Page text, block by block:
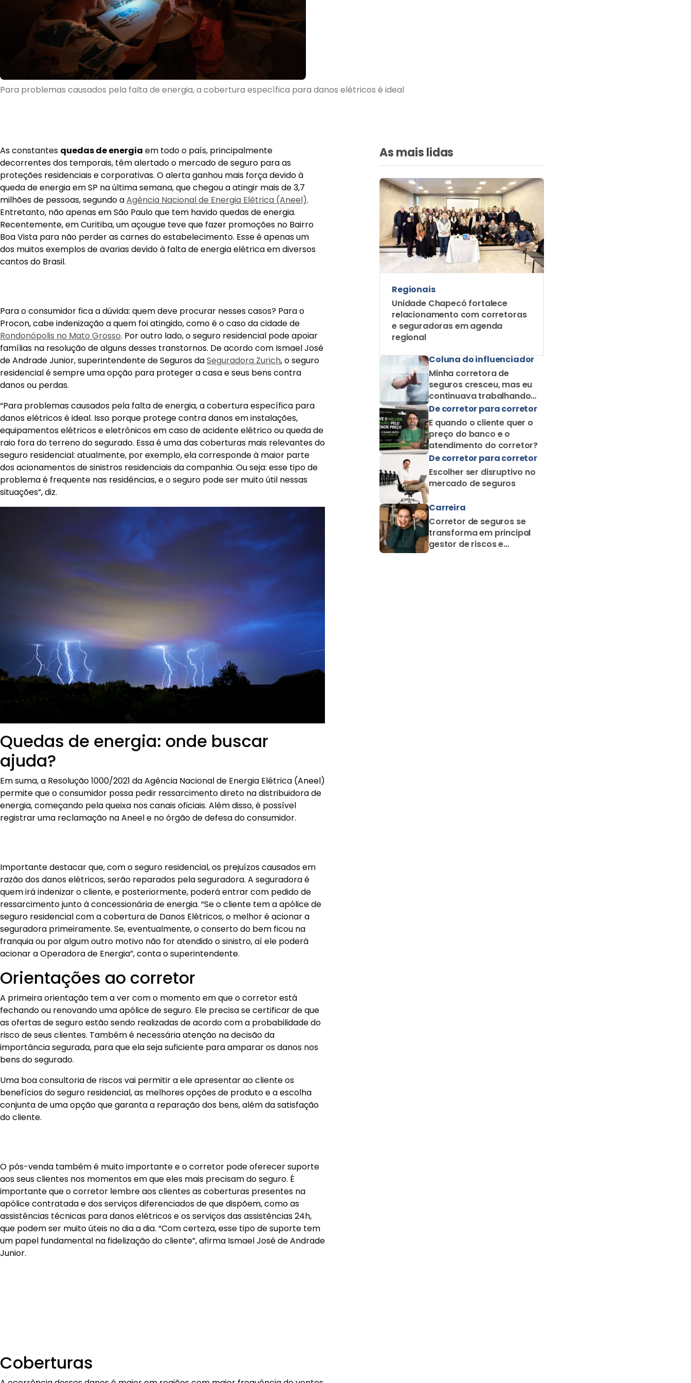
Para problemas causados pela falta de energia, a cobertura específica para danos elétricos é ideal
As constantes quedas de energia em todo o país, principalmente
decorrentes dos temporais, têm alertado o mercado de seguro para as
proteções residenciais e corporativas. O alerta ganhou mais força devido à
queda de energia em SP na última semana, que chegou a atingir mais de 3,7
milhões de pessoas, segundo aAgência Nacional de Energia Elétrica (Aneel).
Entretanto, não apenas em São Paulo que tem havido quedas de energia.
Recentemente, em Curitiba, um açougue teve que fazer promoções no Bairro
Boa Vista para não perder as carnes do estabelecimento. Esse é apenas um
dos muitos exemplos de avarias devido à falta de energia elétrica em diversos
cantos do Brasil.
Para o consumidor fica a dúvida: quem deve procurar nesses casos? Para o
Procon, cabe indenização a quem foi atingido, como é o caso da cidade de
Rondonópolis no Mato Grosso. Por outro lado, o seguro residencial pode apoiar
famílias na resolução de alguns desses transtornos. De acordo com Ismael José
de Andrade Junior, superintendente de Seguros daSeguradora Zurich, o seguro
residencial é sempre uma opção para proteger a casa e seus bens contra
danos ou perdas.
“Para problemas causados pela falta de energia, a cobertura específica para
danos elétricos é ideal. Isso porque protege contra danos em instalações,
equipamentos elétricos e eletrônicos em caso de acidente elétrico ou queda de
raio fora do terreno do segurado. Essa é uma das coberturas mais relevantes do
seguro residencial: atualmente, por exemplo, ela corresponde à maior parte
dos acionamentos de sinistros residenciais da companhia. Ou seja: esse tipo de
problema é frequente nas residências, e o seguro pode ser muito útil nessas
situações”, diz.
Quedas de energia: onde buscar
ajuda?
Em suma, a Resolução 1000/2021 da Agência Nacional de Energia Elétrica (Aneel)
permite que o consumidor possa pedir ressarcimento direto na distribuidora de
energia, começando pela queixa nos canais oficiais. Além disso, é possível
registrar uma reclamação na Aneel e no órgão de defesa do consumidor.
Importante destacar que, com o seguro residencial, os prejuízos causados em
razão dos danos elétricos, serão reparados pela seguradora. A seguradora é
quem irá indenizar o cliente, e posteriormente, poderá entrar com pedido de
ressarcimento junto à concessionária de energia. “Se o cliente tem a apólice de
seguro residencial com a cobertura de Danos Elétricos, o melhor é acionar a
seguradora primeiramente. Se, eventualmente, o conserto do bem ficou na
franquia ou por algum outro motivo não for atendido o sinistro, aí ele poderá
acionar a Operadora de Energia”, conta o superintendente.
Orientações ao corretor
A primeira orientação tem a ver com o momento em que o corretor está
fechando ou renovando uma apólice de seguro. Ele precisa se certificar de que
as ofertas de seguro estão sendo realizadas de acordo com a probabilidade do
risco de seus clientes. Também é necessária atenção na decisão da
importância segurada, para que ela seja suficiente para amparar os danos nos
bens do segurado.
Uma boa consultoria de riscos vai permitir a ele apresentar ao cliente os
benefícios do seguro residencial, as melhores opções de produto e a escolha
conjunta de uma opção que garanta a reparação dos bens, além da satisfação
do cliente.
O pós-venda também é muito importante e o corretor pode oferecer suporte
aos seus clientes nos momentos em que eles mais precisam do seguro. É
importante que o corretor lembre aos clientes as coberturas presentes na
apólice contratada e dos serviços diferenciados de que dispõem, como as
assistências técnicas para danos elétricos e os serviços das assistências 24h,
que podem ser muito úteis no dia a dia. “Com certeza, esse tipo de suporte tem
um papel fundamental na fidelização do cliente”, afirma Ismael José de Andrade
Junior.
As mais lidas
Regionais
Unidade Chapecó fortalece
relacionamento com corretoras
e seguradoras em agenda
regional
Coluna do influenciador
Minha corretora de
seguros cresceu, mas eu
continuava trabalhando
como corretor solo
De corretor para corretor
E quando o cliente quer o
preço do banco e o
atendimento do corretor?
De corretor para corretor
Escolher ser disruptivo no
mercado de seguros
Carreira
Corretor de seguros se
transforma em principal
gestor de riscos e